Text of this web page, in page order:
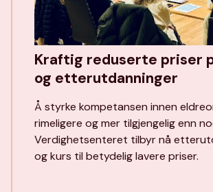
Kraftig reduserte priser
og etterutdanninger
Å styrke kompetansen innen
rimeligere og mer tilgjengelig enn
Verdighetsenteret tilbyr nå
og kurs til betydelig lavere priser.